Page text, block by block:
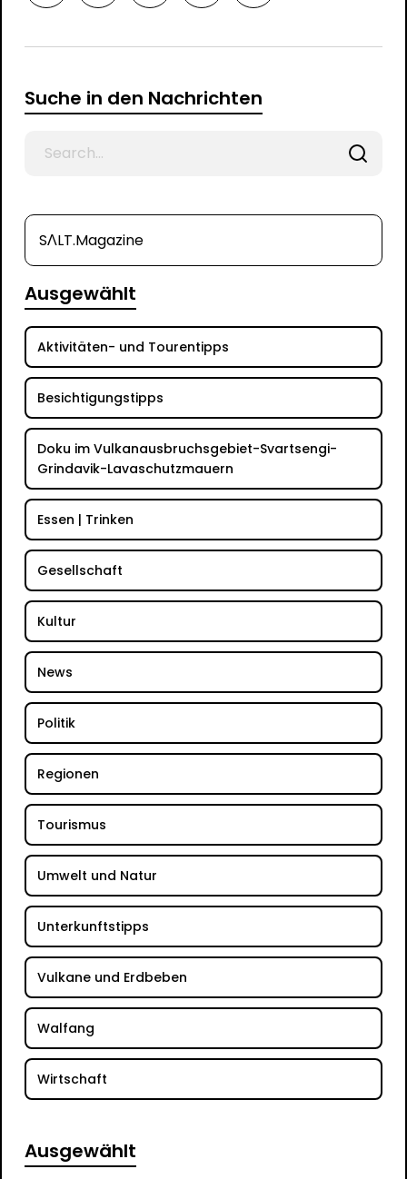
Suche in den Nachrichten
SΛLT.Magazine
Ausgewählt
Aktivitäten- und Tourentipps
Besichtigungstipps
Doku im Vulkanausbruchsgebiet-Svartsengi-
Grindavik-Lavaschutzmauern
Essen | Trinken
Gesellschaft
Kultur
News
Politik
Regionen
Tourismus
Umwelt und Natur
Unterkunftstipps
Vulkane und Erdbeben
Walfang
Wirtschaft
Ausgewählt